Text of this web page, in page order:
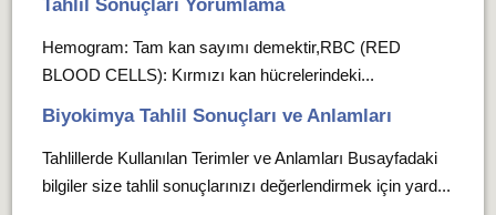
Tahlil Sonuçları Yorumlama
Hemogram: Tam kan sayımı demektir,RBC (RED
BLOOD CELLS): Kırmızı kan hücrelerindeki...
Biyokimya Tahlil Sonuçları ve Anlamları
Tahlillerde Kullanılan Terimler ve Anlamları Busayfadaki
bilgiler size tahlil sonuçlarınızı değerlendirmek için yard...